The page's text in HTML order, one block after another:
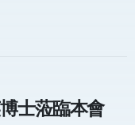
士蒞臨本會